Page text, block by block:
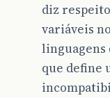
diz
variáveis
linguagens
que define